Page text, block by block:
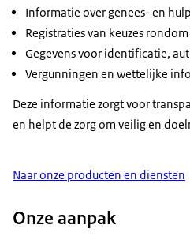
Informatie over genees- en
Registraties van keuzes
Gegevens voor identificatie,
Vergunningen en wettelijke
Deze informatie zorgt voor
en helpt de zorg om veilig en
Naar onze producten en diensten
Onze aanpak